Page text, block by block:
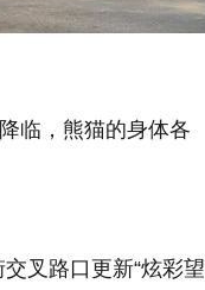
临，熊猫的身体各
叉路口更新“炫彩望